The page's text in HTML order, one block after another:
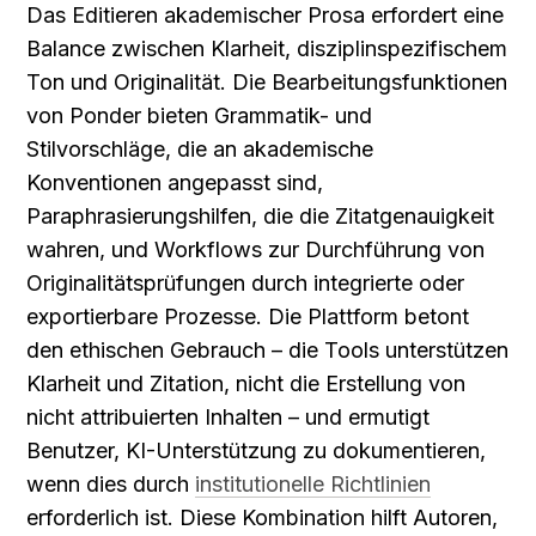
Das Editieren akademischer Prosa erfordert eine
Balance zwischen Klarheit, disziplinspezifischem
Ton und Originalität. Die Bearbeitungsfunktionen
von Ponder bieten Grammatik- und
Stilvorschläge, die an akademische
Konventionen angepasst sind,
Paraphrasierungshilfen, die die Zitatgenauigkeit
wahren, und Workflows zur Durchführung von
Originalitätsprüfungen durch integrierte oder
exportierbare Prozesse. Die Plattform betont
den ethischen Gebrauch – die Tools unterstützen
Klarheit und Zitation, nicht die Erstellung von
nicht attribuierten Inhalten – und ermutigt
Benutzer, KI-Unterstützung zu dokumentieren,
wenn dies durch institutionelle Richtlinien
erforderlich ist. Diese Kombination hilft Autoren,